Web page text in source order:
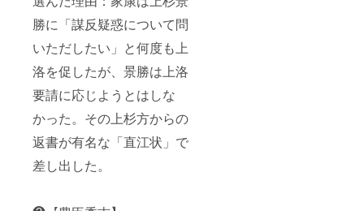
勝に「謀反疑惑について問
いただしたい」と何度も上
洛を促したが、景勝は上洛
要請に応じようとはしな
かった。その上杉方からの
返書が有名な「直江状」で
差し出した。